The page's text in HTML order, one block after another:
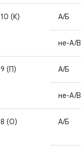
10 (К) А/Б
не-A/B
9 (П) А/Б
не-A/B
8 (О) А/Б